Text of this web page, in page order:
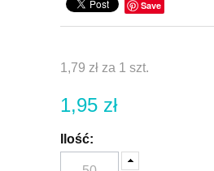
Save
1,79 zł za 1 szt.
1,95 zł
Ilość: